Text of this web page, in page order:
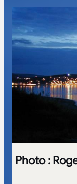
Photo :